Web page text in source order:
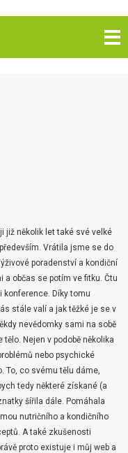
již několik let také své velké
Vrátila jsme se do
poradenství a kondiční
občas se potím ve fitku. Čtu
konference. Díky tomu
stále valí a jak těžké je se v
nevědomky sami na sobě
Nejen v podobě několika
nebo psychické
To, co svému tělu dáme,
tedy některé získané (a
šířila dále. Pomáhala
nutričního a kondičního
A také zkušenosti
proto existuje i můj web a